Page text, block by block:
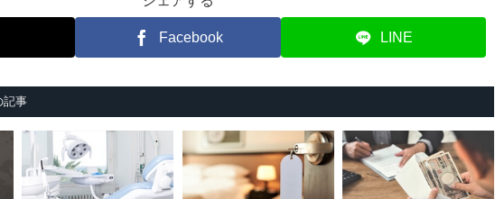
Facebook LINE
記事